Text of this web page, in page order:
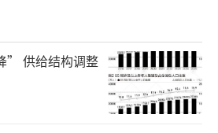
依然保持良好增长，尤其是
也增强了国际投资者对中国
击能力的信心。同时，像De
” 供给结构调整